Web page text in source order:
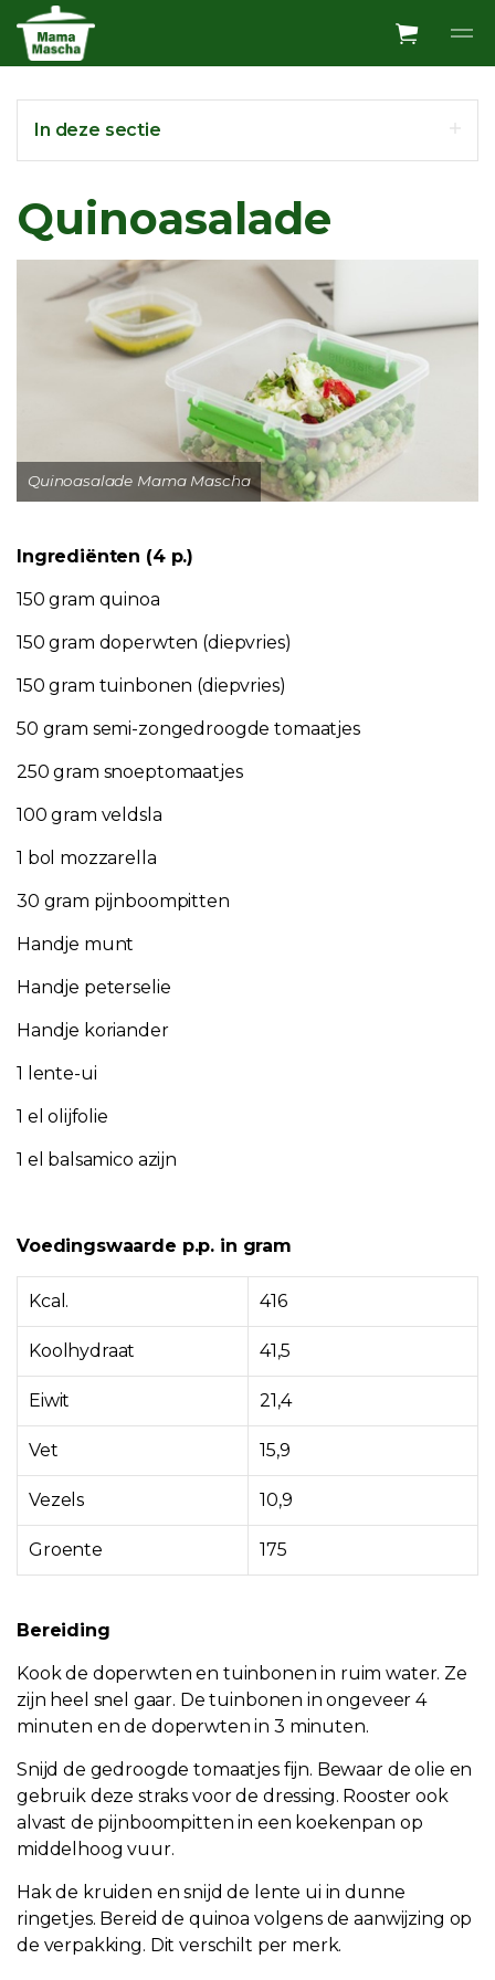
Overslaan en ga direct naar de inhoud
In deze sectie
Quinoasalade
Quinoasalade Mama Mascha
Ingrediënten (4 p.)
150 gram quinoa
150 gram doperwten (diepvries)
150 gram tuinbonen (diepvries)
50 gram semi-zongedroogde tomaatjes
250 gram snoeptomaatjes
100 gram veldsla
1 bol mozzarella
30 gram pijnboompitten
Handje munt
Handje peterselie
Handje koriander
1 lente-ui
1 el olijfolie
1 el balsamico azijn
Voedingswaarde p.p. in gram
Kcal. 416
Koolhydraat 41,5
Eiwit 21,4
Vet 15,9
Vezels 10,9
Groente 175
Bereiding
Kook de doperwten en tuinbonen in ruim water. Ze
zijn heel snel gaar. De tuinbonen in ongeveer 4
minuten en de doperwten in 3 minuten.
Snijd de gedroogde tomaatjes fijn. Bewaar de olie en
gebruik deze straks voor de dressing. Rooster ook
alvast de pijnboompitten in een koekenpan op
middelhoog vuur.
Hak de kruiden en snijd de lente ui in dunne
ringetjes. Bereid de quinoa volgens de aanwijzing op
de verpakking. Dit verschilt per merk.